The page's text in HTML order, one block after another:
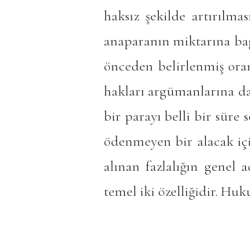
haksız şekilde
anaparanın miktarına
önceden belirlenmiş
hakları argümanlarına
bir parayı belli bir süre
ödenmeyen bir alacak
alınan fazlalığın genel
temel iki özelliğidir.